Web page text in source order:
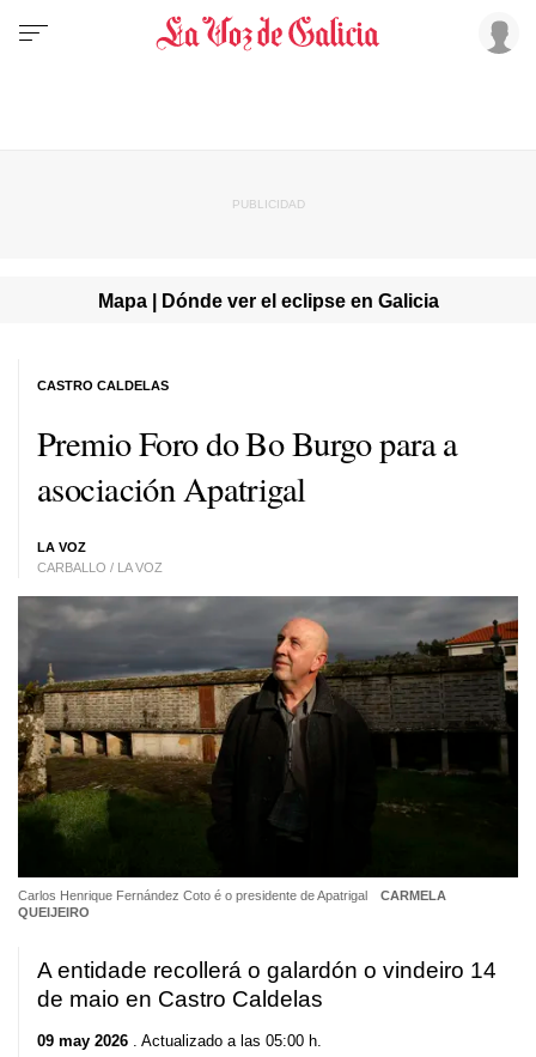
Mapa | Dónde ver el eclipse en Galicia
Premio Foro do Bo Burgo para a
asociación Apatrigal
LA VOZ
CARBALLO / LA VOZ
CASTRO CALDELAS
Carlos Henrique Fernández Coto é o presidente de Apatrigal
CARMELA
QUEIJEIRO
A entidade recollerá o galardón o vindeiro 14
de maio en Castro Caldelas
09 may 2026 . Actualizado a las 05:00 h.